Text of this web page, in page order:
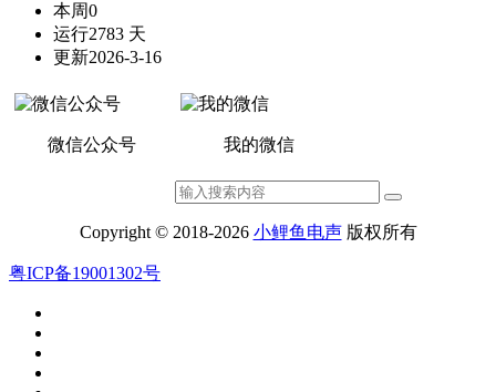
本周0
运行2783 天
更新2026-3-16
微信公众号 我的微信
Copyright © 2018-2026 小鲤鱼电声版权所有
粤ICP备19001302号